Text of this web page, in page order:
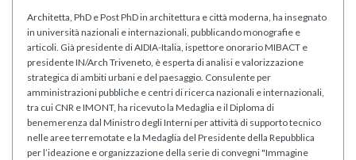
Architetta, PhD e Post PhD in architettura e città moderna, ha insegnato
in università nazionali e internazionali, pubblicando monografie e
articoli. Già presidente di AIDIA-Italia, ispettore onorario MIBACT e
presidente IN/Arch Triveneto, è esperta di analisi e valorizzazione
strategica di ambiti urbani e del paesaggio. Consulente per
amministrazioni pubbliche e centri di ricerca nazionali e internazionali,
tra cui CNR e IMONT, ha ricevuto la Medaglia e il Diploma di
benemerenza dal Ministro degli Interni per attività di supporto tecnico
nelle aree terremotate e la Medaglia del Presidente della Repubblica
per l’ideazione e organizzazione della serie di convegni "Immagine